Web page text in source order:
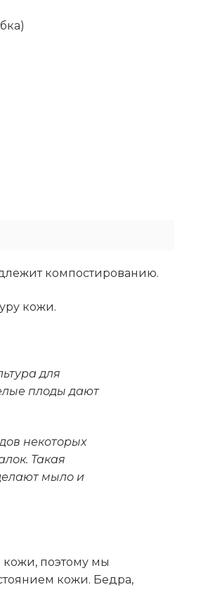
компостированию.
кожи.
для
плоды дают
некоторых
Такая
мыло и
кожи, поэтому мы
кожи. Бедра,